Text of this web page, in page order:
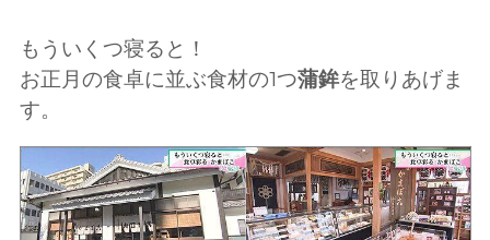
もういくつ寝ると！
お正月の食卓に並ぶ食材の1つ蒲鉾を取りあげま
す。